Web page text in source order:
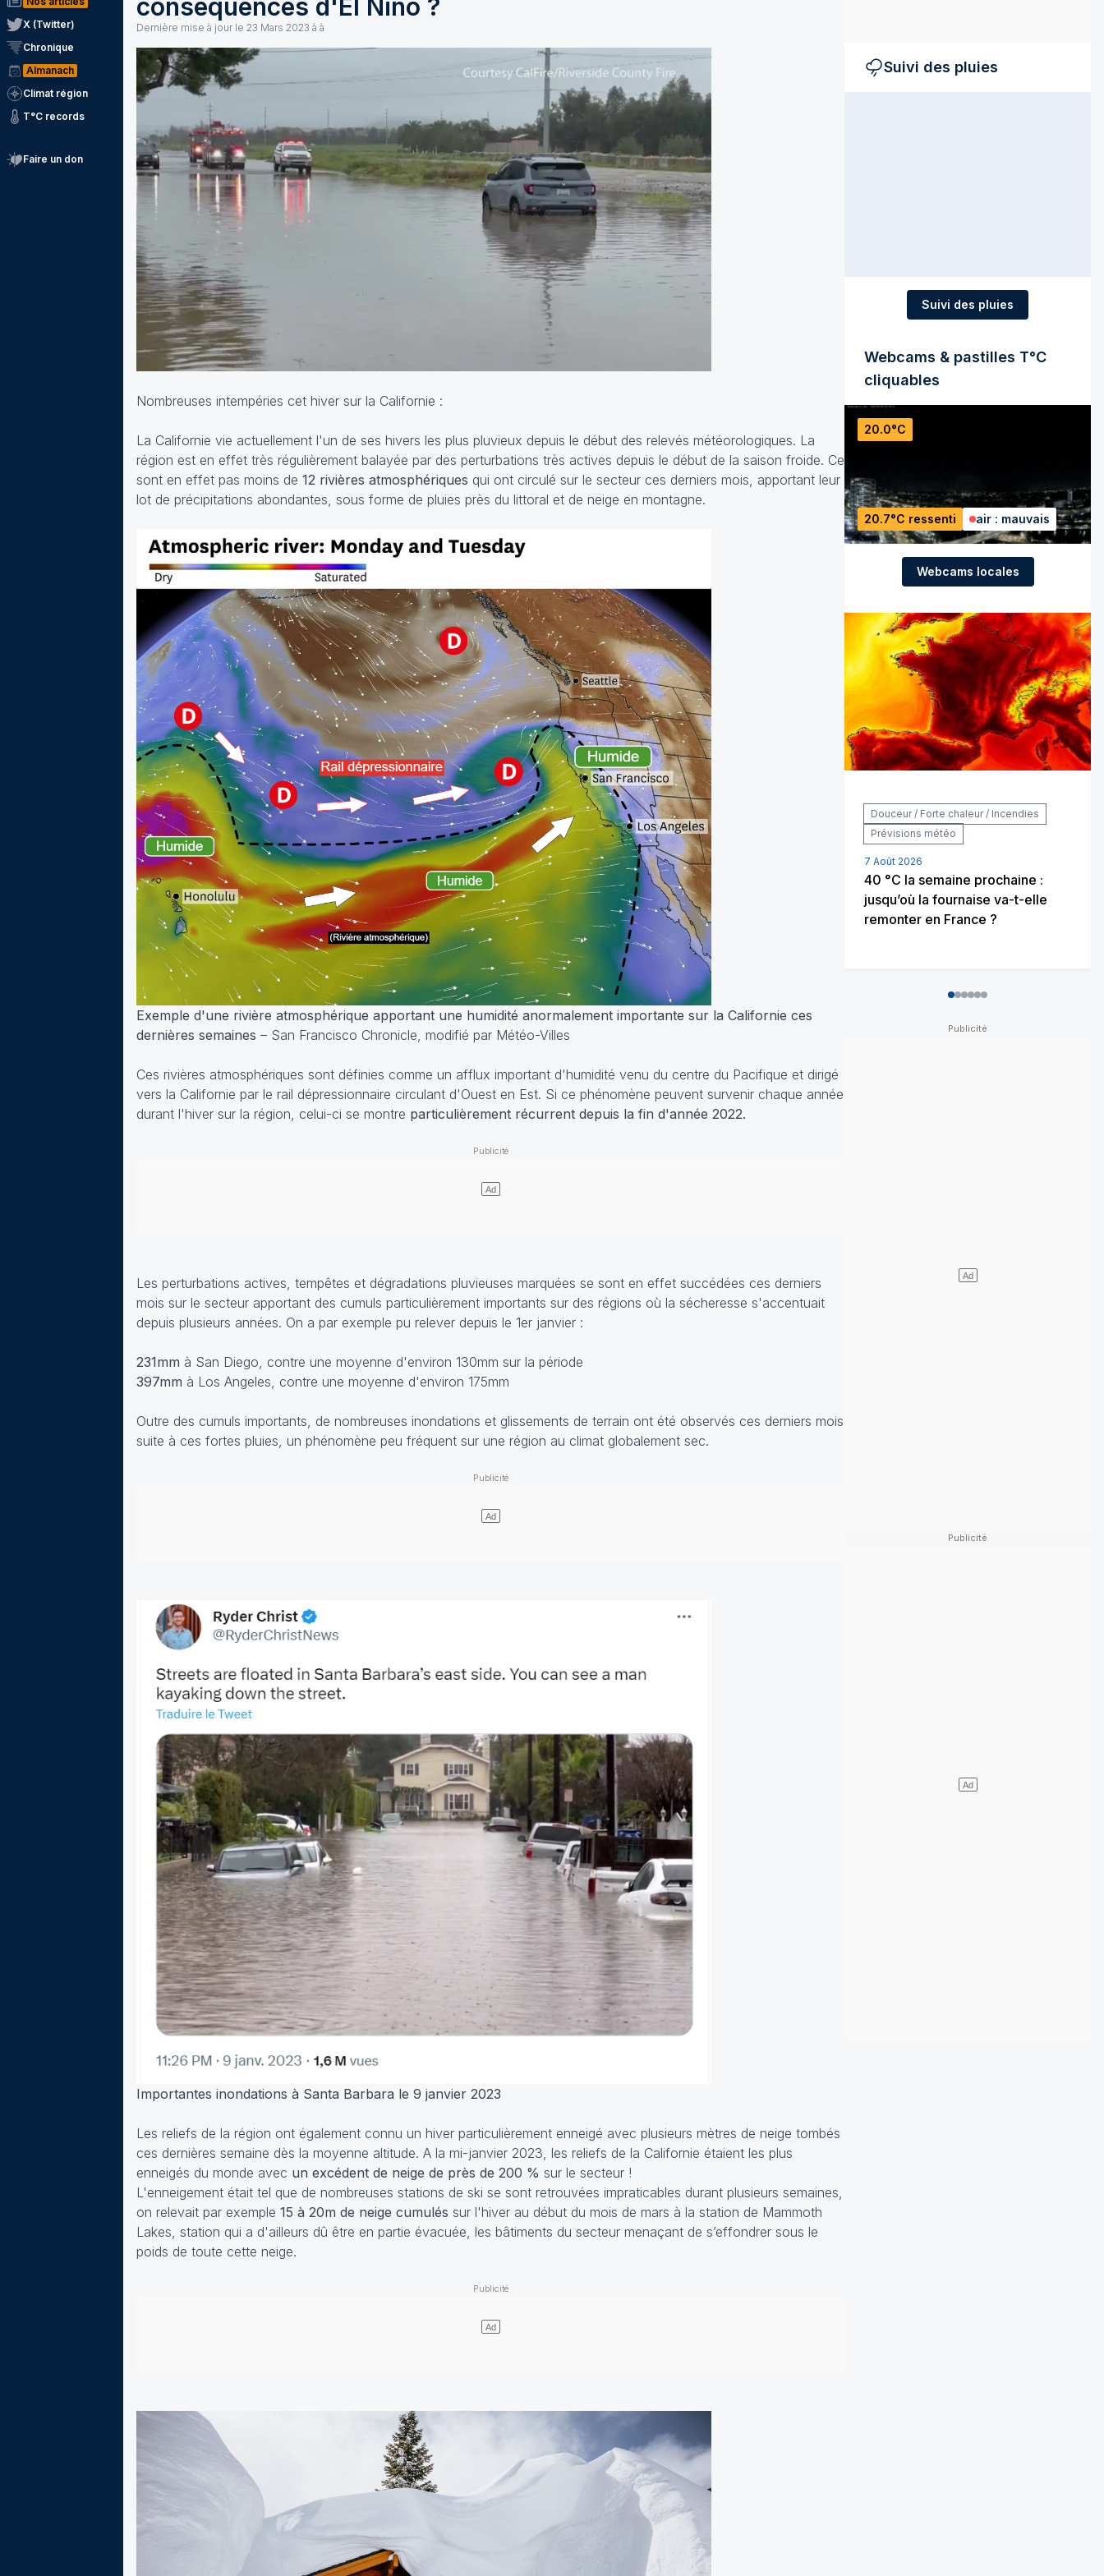
X (Twitter)
Chronique
Almanach
Climat région
T°C records
Faire un don
conséquences d'El Niño ?
Dernière mise à jour le 23 Mars 2023 à à
Nombreuses intempéries cet hiver sur la Californie :
La Californie vie actuellement l'un de ses hivers les plus pluvieux depuis le début des relevés météorologiques. La
région est en effet très régulièrement balayée par des perturbations très actives depuis le début de la saison froide. Ce
sont en effet pas moins de 12 rivières atmosphériques qui ont circulé sur le secteur ces derniers mois, apportant leur
lot de précipitations abondantes, sous forme de pluies près du littoral et de neige en montagne.
Exemple d'une rivière atmosphérique apportant une humidité anormalement importante sur la Californie ces
dernières semaines – San Francisco Chronicle, modifié par Météo-Villes
Ces rivières atmosphériques sont définies comme un afflux important d'humidité venu du centre du Pacifique et dirigé
vers la Californie par le rail dépressionnaire circulant d'Ouest en Est. Si ce phénomène peuvent survenir chaque année
durant l'hiver sur la région, celui-ci se montre particulièrement récurrent depuis la fin d'année 2022.
Les perturbations actives, tempêtes et dégradations pluvieuses marquées se sont en effet succédées ces derniers
mois sur le secteur apportant des cumuls particulièrement importants sur des régions où la sécheresse s'accentuait
depuis plusieurs années. On a par exemple pu relever depuis le 1er janvier :
231mm à San Diego, contre une moyenne d'environ 130mm sur la période
397mm à Los Angeles, contre une moyenne d'environ 175mm
Outre des cumuls importants, de nombreuses inondations et glissements de terrain ont été observés ces derniers mois
suite à ces fortes pluies, un phénomène peu fréquent sur une région au climat globalement sec.
Importantes inondations à Santa Barbara le 9 janvier 2023
Les reliefs de la région ont également connu un hiver particulièrement enneigé avec plusieurs mètres de neige tombés
ces dernières semaine dès la moyenne altitude. A la mi-janvier 2023, les reliefs de la Californie étaient les plus
enneigés du monde avec un excédent de neige de près de 200 % sur le secteur !
L'enneigement était tel que de nombreuses stations de ski se sont retrouvées impraticables durant plusieurs semaines,
on relevait par exemple 15 à 20m de neige cumulés sur l'hiver au début du mois de mars à la station de Mammoth
Lakes, station qui a d'ailleurs dû être en partie évacuée, les bâtiments du secteur menaçant de s’effondrer sous le
poids de toute cette neige.
Suivi des pluies
Suivi des pluies
Webcams & pastilles T°C
cliquables
20.0°C
20.7°C ressenti air : mauvais
Webcams locales
Douceur / Forte chaleur / Incendies
Prévisions météo
7 Août 2026
40 °C la semaine prochaine :
jusqu’où la fournaise va-t-elle
remonter en France ?
012345